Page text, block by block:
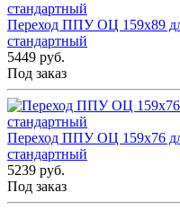
Переход ППУ ОЦ 159x89
стандартный
5449 руб.
Под заказ
Переход ППУ ОЦ 159x76
стандартный
5239 руб.
Под заказ